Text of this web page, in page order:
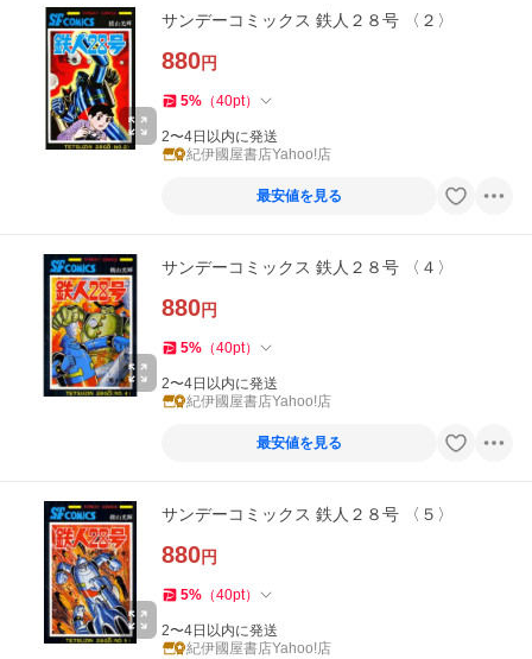
サンデーコミックス 鉄人２８号 〈２〉
880円
5% （40pt）
2〜4日以内に発送
紀伊國屋書店Yahoo!店
最安値を見る
サンデーコミックス 鉄人２８号 〈４〉
880円
5% （40pt）
2〜4日以内に発送
紀伊國屋書店Yahoo!店
最安値を見る
サンデーコミックス 鉄人２８号 〈５〉
880円
5% （40pt）
2〜4日以内に発送
紀伊國屋書店Yahoo!店